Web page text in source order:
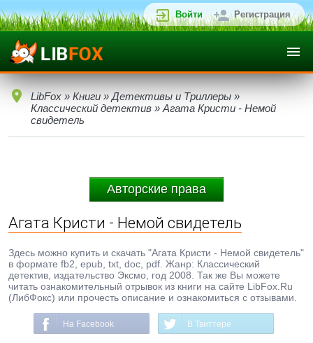
Войти Регистрация
LibFox » Книги » Детективы и Триллеры »
Классический детектив » Агата Кристи - Немой
свидетель
Авторские права
Агата Кристи - Немой свидетель
Здесь можно купить и скачать "Агата Кристи - Немой свидетель"
в формате fb2, epub, txt, doc, pdf. Жанр: Классический
детектив, издательство Эксмо, год 2008. Так же Вы можете
читать ознакомительный отрывок из книги на сайте LibFox.Ru
(ЛибФокс) или прочесть описание и ознакомиться с отзывами.
На Facebook В Твиттере